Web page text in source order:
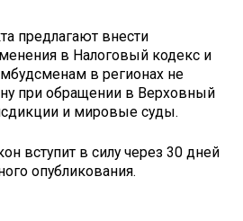
предлагают внести
в Налоговый кодекс и
в регионах не
при обращении в Верховный
и мировые суды.
вступит в силу через 30 дней
опубликования.